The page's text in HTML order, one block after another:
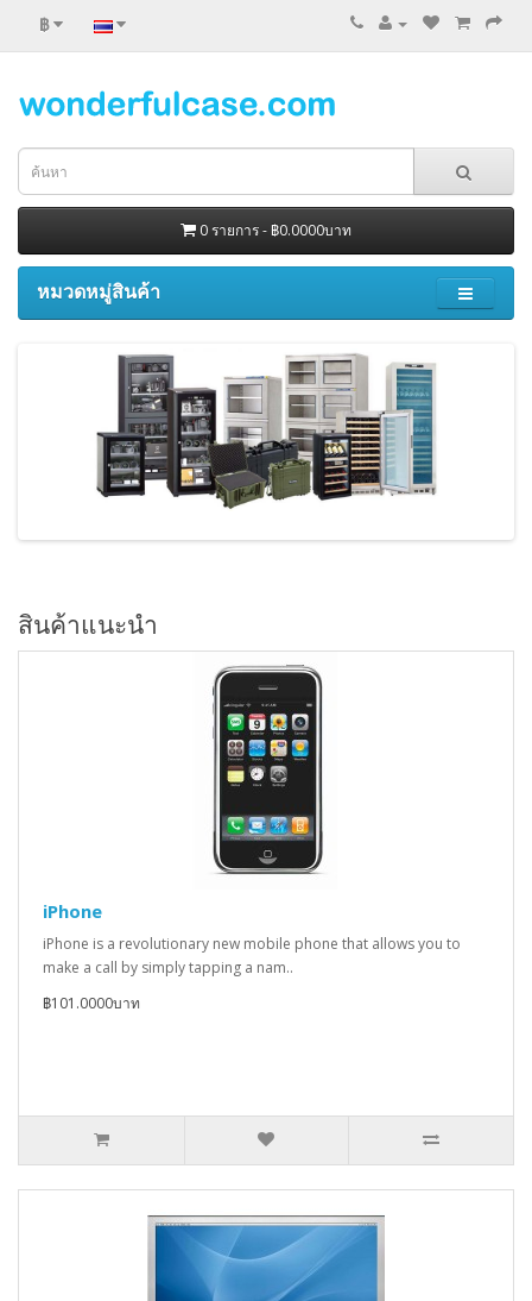
฿
0 รายการ - ฿0.0000บาท
หมวดหมู่สินค้า
สินค้าแนะนำ
iPhone
iPhone is a revolutionary new mobile phone that allows you to
make a call by simply tapping a nam..
฿101.0000บาท